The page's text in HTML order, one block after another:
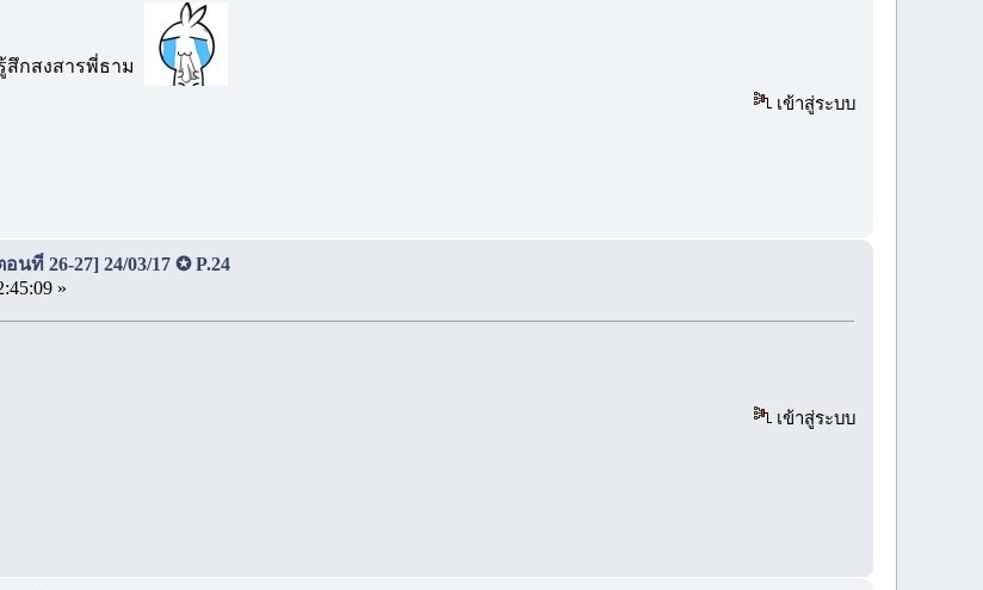
สึกสงสารพี่ธาม
เข้าสู่ระบบ
นที่ 26-27] 24/03/17 ✪ P.24
»
เข้าสู่ระบบ